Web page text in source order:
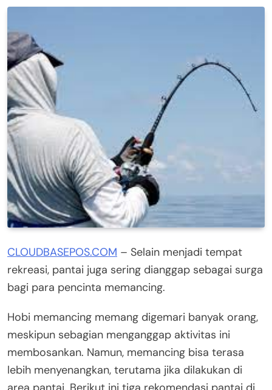
CLOUDBASEPOS.COM – Selain menjadi tempat
rekreasi, pantai juga sering dianggap sebagai surga
bagi para pencinta memancing.
Hobi memancing memang digemari banyak orang,
meskipun sebagian menganggap aktivitas ini
membosankan. Namun, memancing bisa terasa
lebih menyenangkan, terutama jika dilakukan di